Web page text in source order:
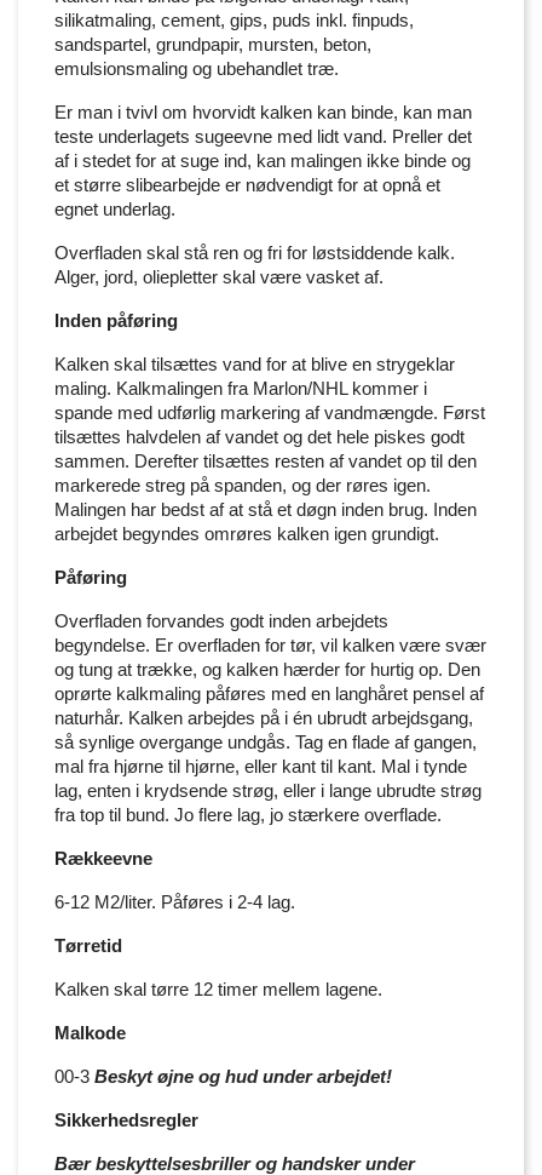
silikatmaling, cement, gips, puds inkl. finpuds,
sandspartel, grundpapir, mursten, beton,
emulsionsmaling og ubehandlet træ.
Er man i tvivl om hvorvidt kalken kan binde, kan man
teste underlagets sugeevne med lidt vand. Preller det
af i stedet for at suge ind, kan malingen ikke binde og
et større slibearbejde er nødvendigt for at opnå et
egnet underlag.
Overfladen skal stå ren og fri for løstsiddende kalk.
Alger, jord, oliepletter skal være vasket af.
Inden påføring
Kalken skal tilsættes vand for at blive en strygeklar
maling. Kalkmalingen fra Marlon/NHL kommer i
spande med udførlig markering af vandmængde. Først
tilsættes halvdelen af vandet og det hele piskes godt
sammen. Derefter tilsættes resten af vandet op til den
markerede streg på spanden, og der røres igen.
Malingen har bedst af at stå et døgn inden brug. Inden
arbejdet begyndes omrøres kalken igen grundigt.
Påføring
Overfladen forvandes godt inden arbejdets
begyndelse. Er overfladen for tør, vil kalken være svær
og tung at trække, og kalken hærder for hurtig op. Den
oprørte kalkmaling påføres med en langhåret pensel af
naturhår. Kalken arbejdes på i én ubrudt arbejdsgang,
så synlige overgange undgås. Tag en flade af gangen,
mal fra hjørne til hjørne, eller kant til kant. Mal i tynde
lag, enten i krydsende strøg, eller i lange ubrudte strøg
fra top til bund. Jo flere lag, jo stærkere overflade.
Rækkeevne
6-12 M2/liter. Påføres i 2-4 lag.
Tørretid
Kalken skal tørre 12 timer mellem lagene.
Malkode
00-3 Beskyt øjne og hud under arbejdet!
Sikkerhedsregler
Bær beskyttelsesbriller og handsker under